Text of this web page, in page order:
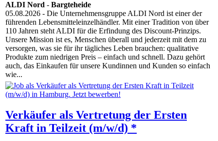
ALDI Nord - Bargteheide
05.08.2026 - Die Unternehmensgruppe ALDI Nord ist einer der
führenden Lebensmitteleinzelhändler. Mit einer Tradition von über
110 Jahren steht ALDI für die Erfindung des Discount-Prinzips.
Unsere Mission ist es, Menschen überall und jederzeit mit dem zu
versorgen, was sie für ihr tägliches Leben brauchen: qualitative
Produkte zum niedrigen Preis – einfach und schnell. Dazu gehört
auch, das Einkaufen für unsere Kundinnen und Kunden so einfach
wie...
Verkäufer als Vertretung der Ersten
Kraft in Teilzeit (m/w/d) *